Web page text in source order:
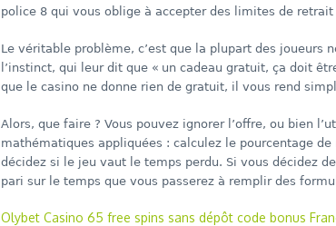
police 8 qui vous oblige à accepter des limites de
Le véritable problème, c’est que la plupart des joueurs
l’instinct, qui leur dit que « un cadeau gratuit, ça doit
que le casino ne donne rien de gratuit, il vous rend
Alors, que faire ? Vous pouvez ignorer l’offre, ou bien
mathématiques appliquées : calculez le pourcentage
décidez si le jeu vaut le temps perdu. Si vous décidez
pari sur le temps que vous passerez à remplir des
Olybet Casino 65 free spins sans dépôt code bonus